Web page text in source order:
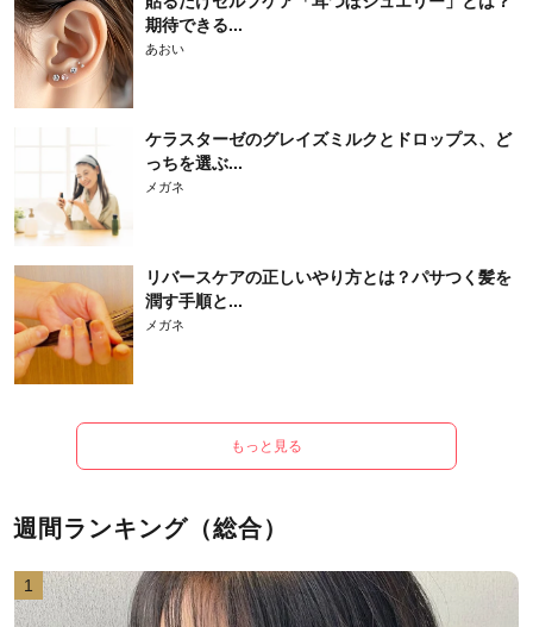
期待できる...
あおい
ケラスターゼのグレイズミルクとドロップス、ど
っちを選ぶ...
メガネ
リバースケアの正しいやり方とは？パサつく髪を
潤す手順と...
メガネ
もっと見る
週間ランキング（総合）
1